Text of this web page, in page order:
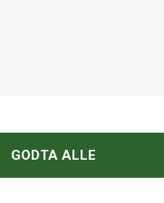
GODTA ALLE